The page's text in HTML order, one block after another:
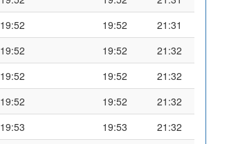
19:52 19:52
21:31
19:52 19:52
21:32
19:52 19:52
21:32
19:52 19:52
21:32
19:53 19:53
21:32